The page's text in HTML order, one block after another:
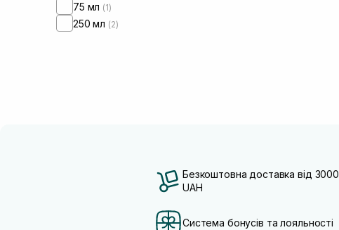
75 мл (1)
250 мл (2)
Безкоштовна доставка від 3000
UAH
Система бонусів та лояльності